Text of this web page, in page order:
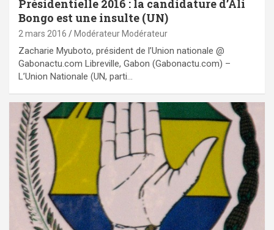
Présidentielle 2016 : la candidature d’Ali
Bongo est une insulte (UN)
2 mars 2016 Modérateur Modérateur
Zacharie Myuboto, président de l’Union nationale @
Gabonactu.com Libreville, Gabon (Gabonactu.com) –
L’Union Nationale (UN, parti…